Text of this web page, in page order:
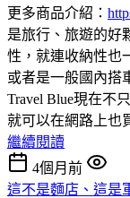
更多商品介紹：
是旅行、旅遊的好
性，就連收納性也
或者是一般國內搭
Travel Blue現在不
就可以在網路上也
繼續閱讀
4個月前
這不是麵店、這是